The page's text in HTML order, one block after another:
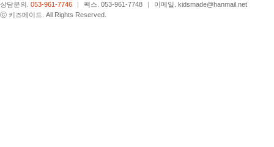
상담문의. 053-961-7746 팩스. 053-961-7748
이메일. kidsmade@hanmail.net
ⓒ 키즈메이드. All Rights Reserved.